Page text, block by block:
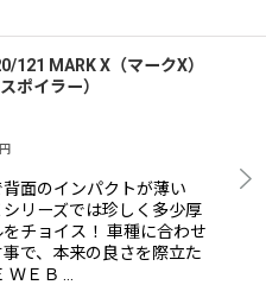
121 MARK X（マークX）
ポイラー）
円
面のインパクトが薄い
リーズでは珍しく多少厚
チョイス！ 車種に合わせ
で、本来の良さを際立た
ＷＥＢ …